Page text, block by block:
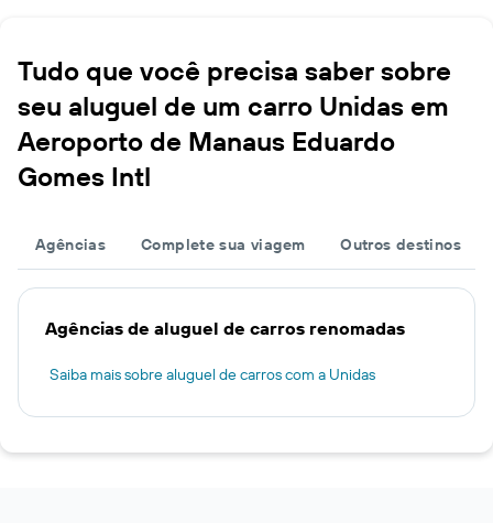
Tudo que você precisa saber sobre
seu aluguel de um carro Unidas em
Aeroporto de Manaus Eduardo
Gomes Intl
Agências Complete sua viagem Outros destinos
Agências de aluguel de carros renomadas
Saiba mais sobre aluguel de carros com a Unidas